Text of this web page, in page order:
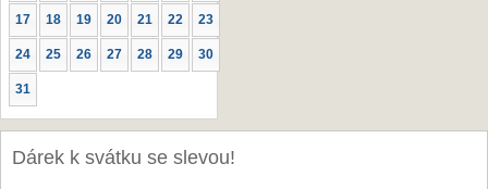
17 18 19 20 21 22 23
24 25 26 27 28 29 30
31
Dárek k svátku se slevou!